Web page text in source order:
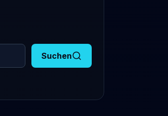
Suchen